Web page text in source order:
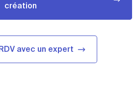
création
avec un expert